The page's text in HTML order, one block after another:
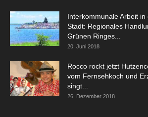
Interkommunale Arbeit
Stadt: Regionales
Grünen Ringes...
20. Juni 2018
Rocco rockt jetzt
vom Fernsehkoch und
singt...
26. Dezember 2018